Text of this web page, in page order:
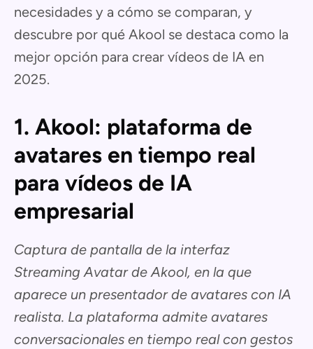
necesidades y a cómo se comparan, y
descubre por qué Akool se destaca como la
mejor opción para crear vídeos de IA en
2025.
1. Akool: plataforma de
avatares en tiempo real
para vídeos de IA
empresarial
Captura de pantalla de la interfaz
Streaming Avatar de Akool, en la que
aparece un presentador de avatares con IA
realista. La plataforma admite avatares
conversacionales en tiempo real con gestos